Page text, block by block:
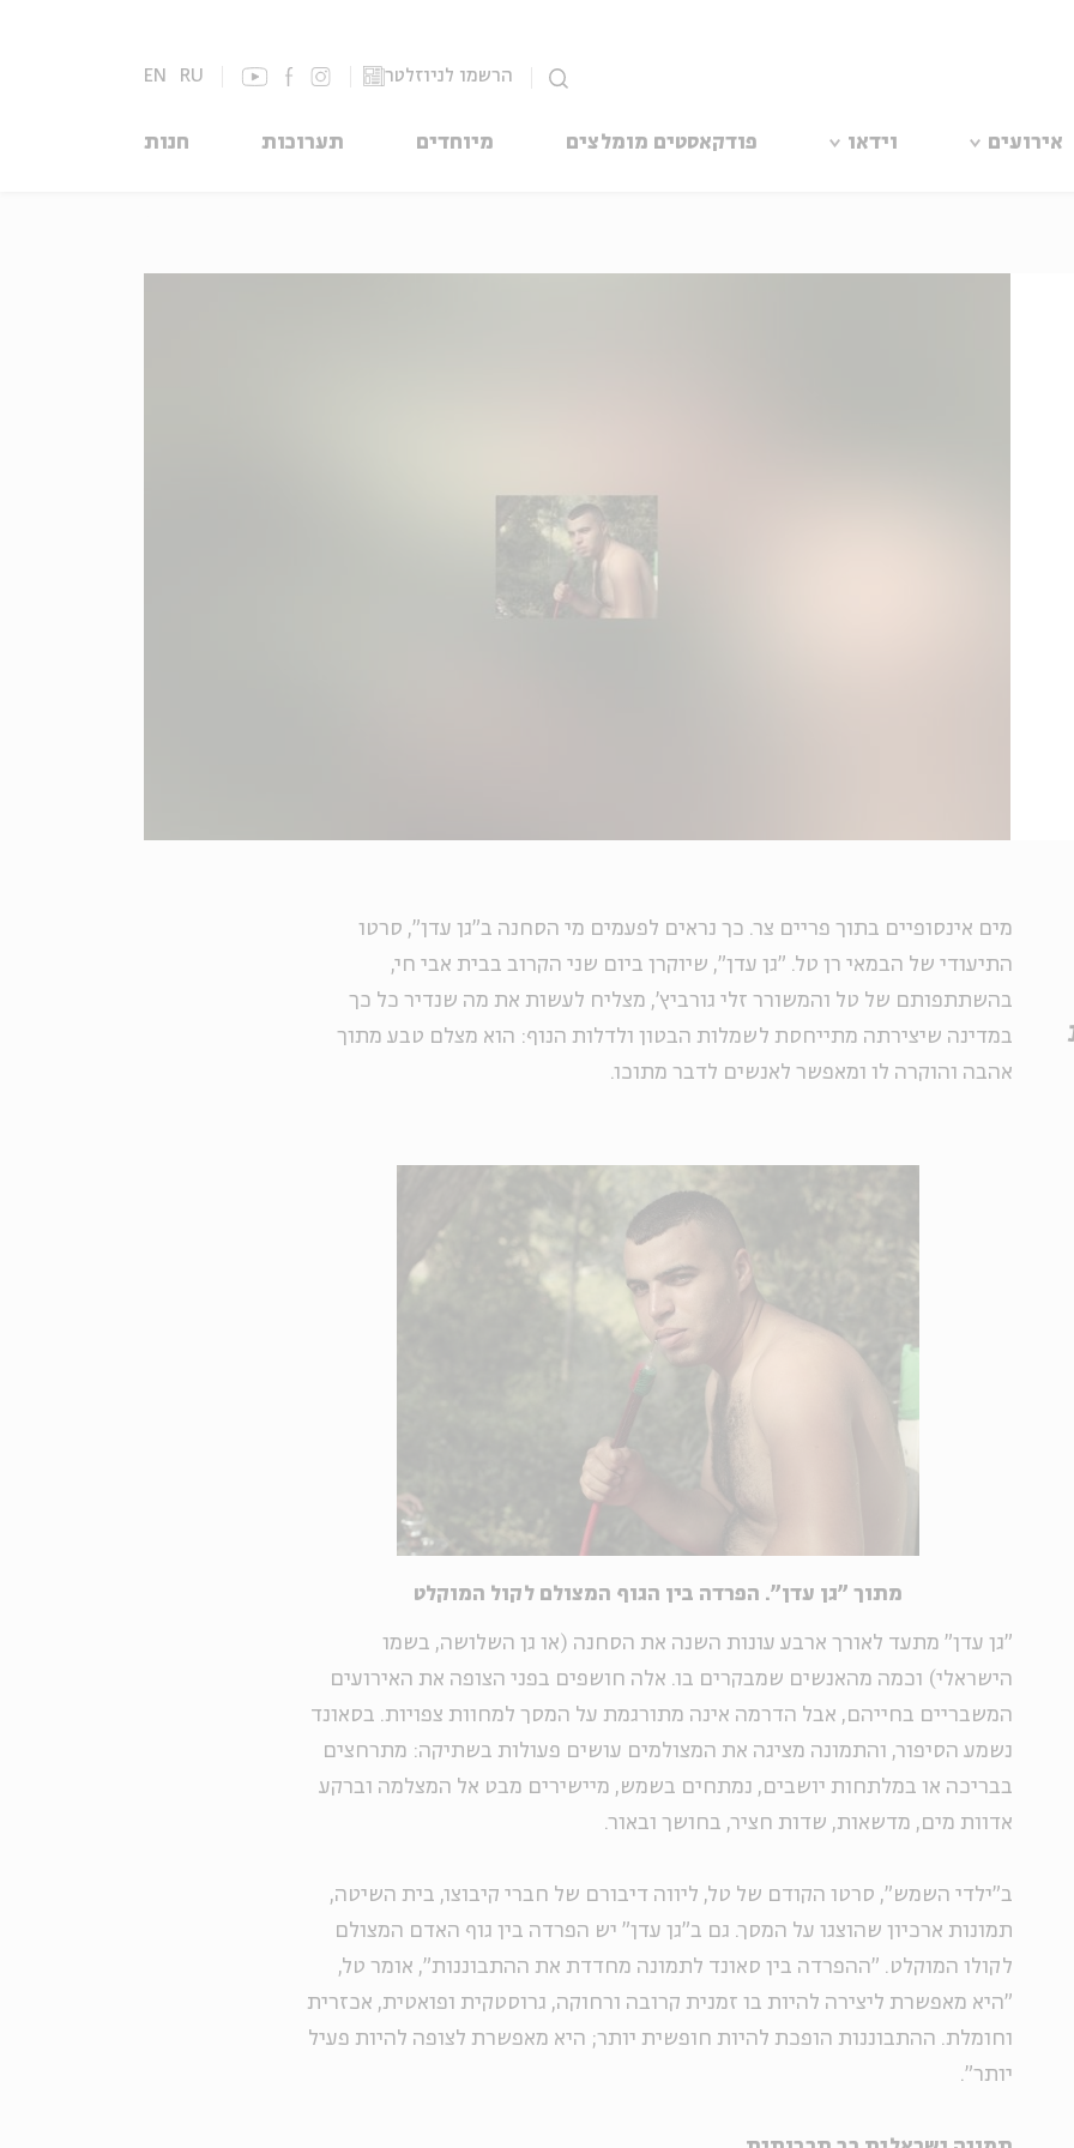
הרשמו לניוזלטר EN RU
אירועים וידאו פודקאסטים מומלצים מיוחדים תערוכות חנות
מים אינסופיים בתוך פריים צר. כך נראים לפעמים מי הסחנה ב"גן עדן", סרטו
התיעודי של הבמאי רן טל. "גן עדן", שיוקרן ביום שני הקרוב בבית אבי חי,
בהשתתפותם של טל והמשורר זלי גורביץ', מצליח לעשות את מה שנדיר כל כך
במדינה שיצירתה מתייחסת לשמלות הבטון ולדלות הנוף: הוא מצלם טבע מתוך
אהבה והוקרה לו ומאפשר לאנשים לדבר מתוכו.
מתוך "גן עדן". הפרדה בין הגוף המצולם לקול המוקלט
"גן עדן" מתעד לאורך ארבע עונות השנה את הסחנה (או גן השלושה, בשמו
הישראלי) וכמה מהאנשים שמבקרים בו. אלה חושפים בפני הצופה את האירועים
המשבריים בחייהם, אבל הדרמה אינה מתורגמת על המסך למחוות צפויות. בסאונד
נשמע הסיפור, והתמונה מציגה את המצולמים עושים פעולות בשתיקה: מתרחצים
בבריכה או במלתחות יושבים, נמתחים בשמש, מיישירים מבט אל המצלמה וברקע
אדוות מים, מדשאות, שדות חציר, בחושך ובאור.
ב"ילדי השמש", סרטו הקודם של טל, ליווה דיבורם של חברי קיבוצו, בית השיטה,
תמונות ארכיון שהוצגו על המסך. גם ב"גן עדן" יש הפרדה בין גוף האדם המצולם
לקולו המוקלט. "ההפרדה בין סאונד לתמונה מחדדת את ההתבוננות", אומר טל,
"היא מאפשרת ליצירה להיות בו זמנית קרובה ורחוקה, גרוסטקית ופואטית, אכזרית
וחומלת. ההתבוננות הופכת להיות חופשית יותר; היא מאפשרת לצופה להיות פעיל
יותר".